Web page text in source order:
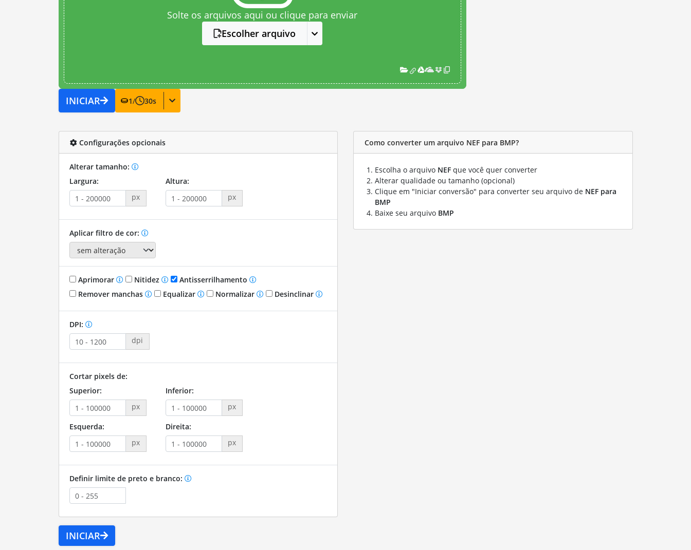
Solte os arquivos aqui ou clique para enviar
Escolher arquivo
INICIAR 1/ 30s
Configurações opcionais
Alterar tamanho:
Largura:
px
Altura:
px
Aplicar filtro de cor:
Aprimorar Nitidez
Antisserrilhamento
Remover manchas
Equalizar Normalizar Desinclinar
DPI:
dpi
Cortar pixels de:
Superior:
px
Inferior:
px
Esquerda:
px
Direita:
px
Definir limite de preto e branco:
INICIAR
Como converter um arquivo NEF para BMP?
Escolha o arquivo NEF que você quer converter
Alterar qualidade ou tamanho (opcional)
Clique em "Iniciar conversão" para converter seu arquivo de NEF para
BMP
Baixe seu arquivo BMP